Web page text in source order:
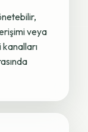
veya